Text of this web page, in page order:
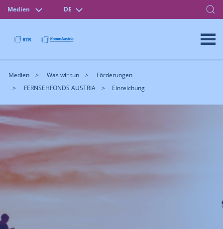
Medien DE
Medien Was wir tun
Förderungen
FERNSEHFONDS AUSTRIA
Einreichung